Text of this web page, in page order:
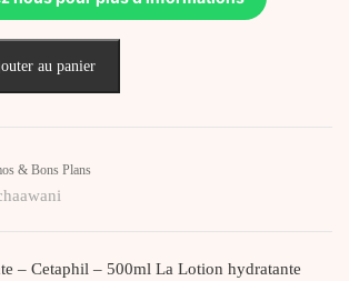
au panier
& Bons Plans
– Cetaphil – 500ml La Lotion hydratante